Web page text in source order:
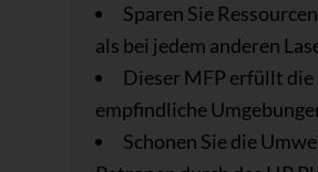
Sparen Sie
als bei jedem anderen
Dieser MFP erfüllt die
empfindliche
Schonen Sie die